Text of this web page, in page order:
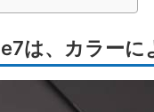
は、カラーに